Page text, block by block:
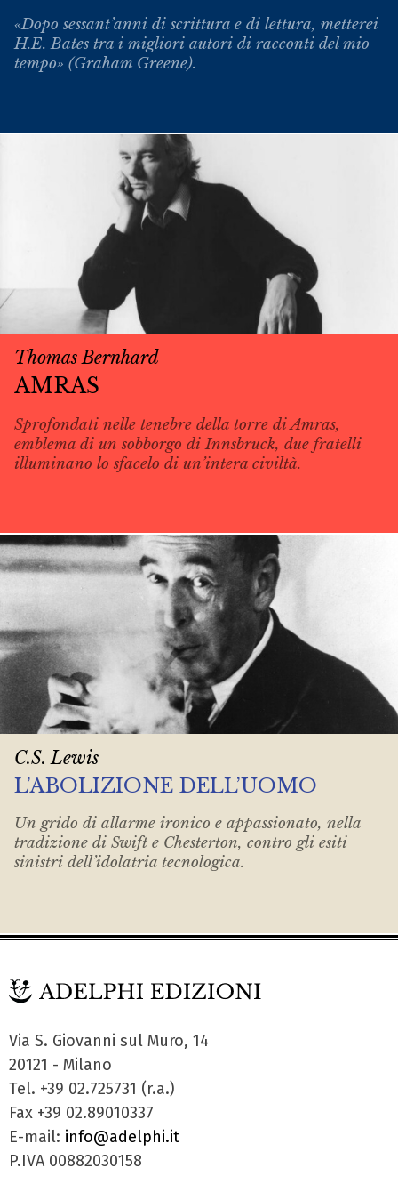
«Dopo sessant’anni di scrittura e di lettura, metterei
H.E. Bates tra i migliori autori di racconti del mio
tempo» (Graham Greene).
Thomas Bernhard
AMRAS
Sprofondati nelle tenebre della torre di Amras,
emblema di un sobborgo di Innsbruck, due fratelli
illuminano lo sfacelo di un’intera civiltà.
C.S. Lewis
L’ABOLIZIONE DELL’UOMO
Un grido di allarme ironico e appassionato, nella
tradizione di Swift e Chesterton, contro gli esiti
sinistri dell’idolatria tecnologica.
Via S. Giovanni sul Muro, 14
20121 - Milano
Tel. +39 02.725731 (r.a.)
Fax +39 02.89010337
E-mail: info@adelphi.it
P.IVA 00882030158